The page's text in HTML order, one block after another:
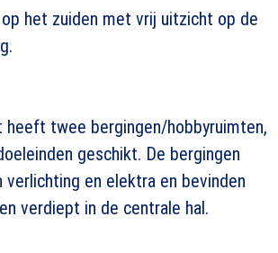
op het zuiden met vrij uitzicht op de
heeft twee bergingen/hobbyruimten,
geschikt. De bergingen
verlichting en elektra en bevinden
verdiept in de centrale hal.